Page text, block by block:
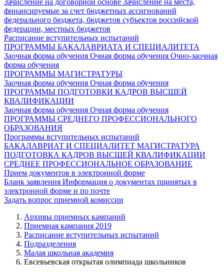
финансируемые за счет бюджетных ассигнований
федерального бюджета, бюджетов субъектов российской
федерации, местных бюджетов
Расписание вступительных испытаний
ПРОГРАММЫ БАКАЛАВРИАТА И СПЕЦИАЛИТЕТА
Заочная форма обучения Очная форма обучения Очно-заочная
форма обучения
ПРОГРАММЫ МАГИСТРАТУРЫ
Заочная форма обучения Очная форма обучения
ПРОГРАММЫ ПОДГОТОВКИ КАДРОВ ВЫСШЕЙ
КВАЛИФИКАЦИИ
Заочная форма обучения Очная форма обучения
ПРОГРАММЫ СРЕДНЕГО ПРОФЕССИОНАЛЬНОГО
ОБРАЗОВАНИЯ
Программы вступительных испытаний
БАКАЛАВРИАТ И СПЕЦИАЛИТЕТ МАГИСТРАТУРА
ПОДГОТОВКА КАДРОВ ВЫСШЕЙ КВАЛИФИКАЦИИ
СРЕДНЕЕ ПРОФЕССИОНАЛЬНОЕ ОБРАЗОВАНИЕ
Прием документов в электронной форме
Бланк заявления Информация о документах принятых в
электронной форме и по почте
Задать вопрос приемной комиссии
Архивы приемных кампаний
Приемная кампания 2019
Расписание вступительных испытаний
Подразделения
Малая школьная академия
Евсевьевская открытая олимпиада школьников